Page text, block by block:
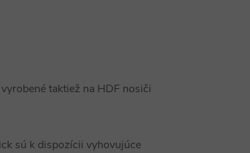
taktiež na HDF nosiči
sú k dispozícii vyhovujúce